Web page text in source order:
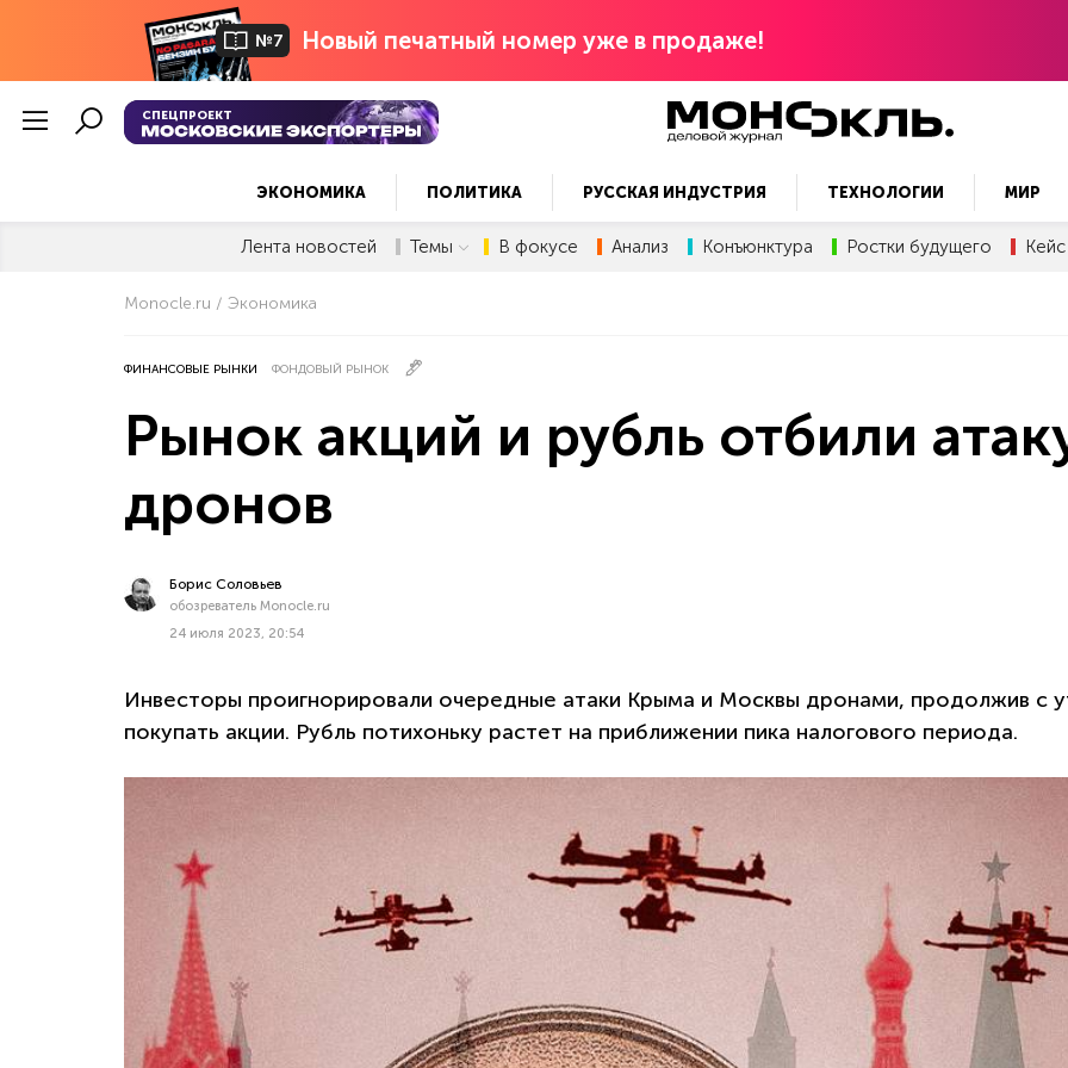
№7 Новый печатный номер уже в продаже!
СПЕЦПРОЕКТ
ЭКОНОМИКА ПОЛИТИКА РУССКАЯ ИНДУСТРИЯ ТЕХНОЛОГИИ МИР
Лента новостей Темы В фокусе Анализ Конъюнктура Ростки будущего Кейс
Monocle.ru Экономика
ФИНАНСОВЫЕ РЫНКИ ФОНДОВЫЙ РЫНОК
Рынок акций и рубль отбили
дронов
Борис Соловьев
обозреватель Monocle.ru
24 июля 2023, 20:54
Инвесторы проигнорировали очередные атаки Крыма и Москвы дронами, продолжив с
покупать акции. Рубль потихоньку растет на приближении пика налогового периода.